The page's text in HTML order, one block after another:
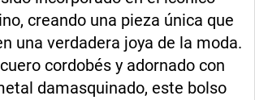
creando una pieza única que
una verdadera joya de la moda.
cordobés y adornado con
damasquinado, este bolso